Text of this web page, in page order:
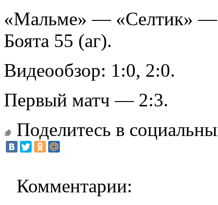
«Мальме» — «Селтик» —
Боята 55 (аг).
Видеообзор: 1:0, 2:0.
Первый матч — 2:3.
Поделитесь в
Комментарии: